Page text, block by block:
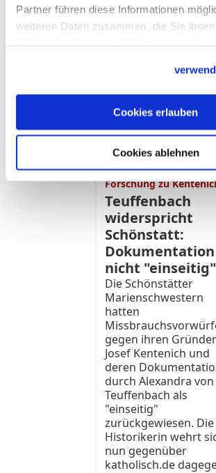
Partner führen diese Informationen
weiteren Daten zusammen, die Sie
Cookies erlauben
Cookies ablehnen
Kentenich war es
ruhig geworden –
zu Wort. Er hält an
Heiligkeit des
fest.
Marienschwestern
ihr Archiv nicht für
Forschung zu
Teuffenbach
widerspricht
Schönstatt:
Dokumentation
nicht "einseitig"
Die Schönstätter
Marienschwestern
hatten
gegen ihren Gründer
Josef Kentenich und
deren
durch Alexandra von
Teuffenbach als
"einseitig"
zurückgewiesen. Die
Historikerin wehrt
nun gegenüber
katholisch.de